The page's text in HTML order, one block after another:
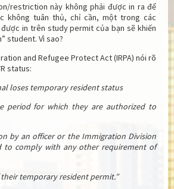
restriction này không phải được in ra để
không tuân thủ, chỉ cần, một trong các
in trên study permit của bạn sẽ khiến
student. Vì sao?
and Refugee Protect Act (IRPA) nói rõ
status:
loses temporary resident status
period for which they are authorized to
by an officer or the Immigration Division
to comply with any other requirement of
temporary resident permit.”